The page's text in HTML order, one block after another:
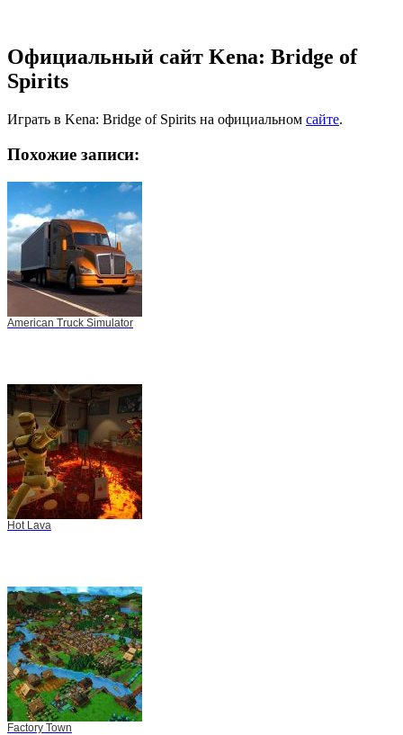
Официальный сайт Kena: Bridge of
Spirits
Играть в Kena: Bridge of Spirits на официальном сайте.
Похожие записи:
American Truck Simulator
Hot Lava
Factory Town